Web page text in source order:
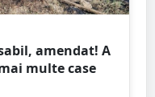
amendat! A
multe case